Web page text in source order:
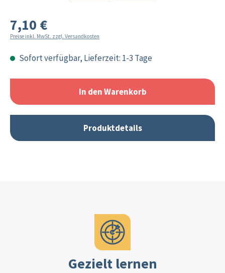
7,10 €
Preise inkl. MwSt. zzgl. Versandkosten
Sofort verfügbar, Lieferzeit: 1-3 Tage
In den Warenkorb
Produktdetails
Gezielt lernen